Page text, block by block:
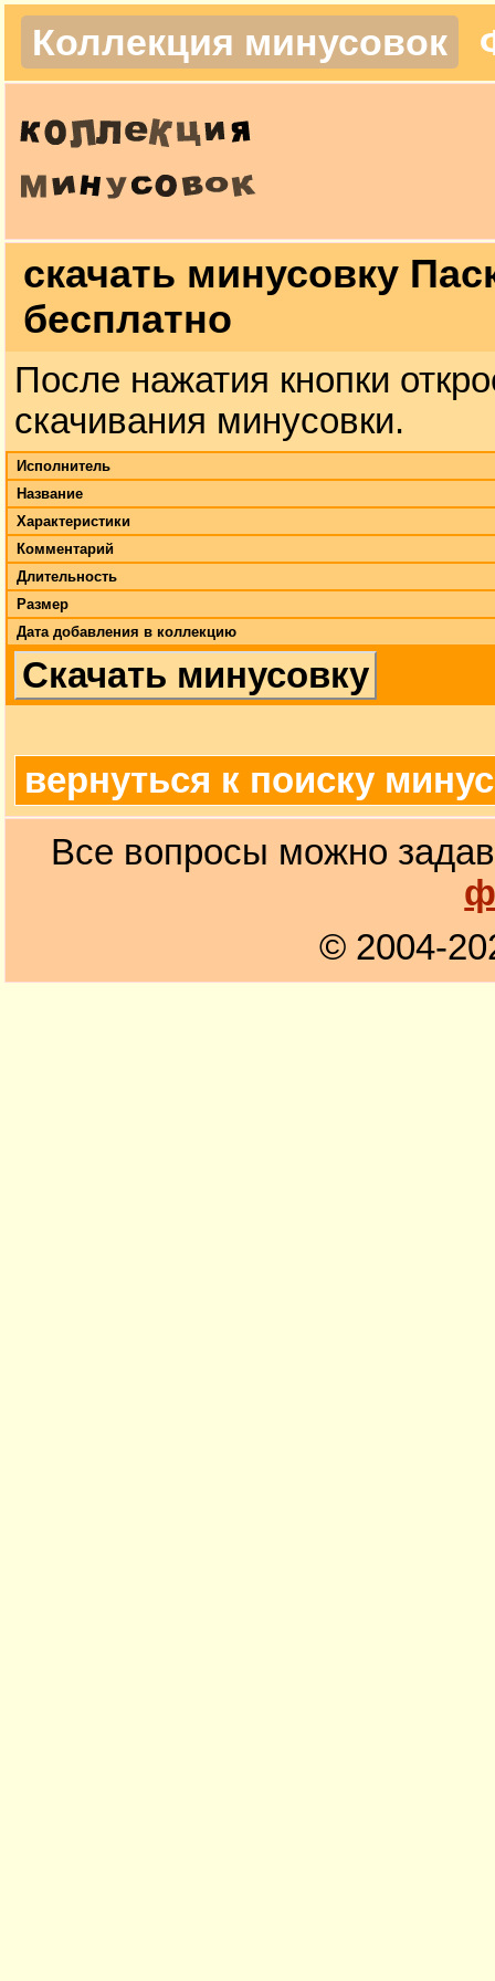
Коллекция минусовок
скачать минусовку
бесплатно
После нажатия кнопки
скачивания минусовки.
Исполнитель
Название
Характеристики
Комментарий
Длительность
Размер
Дата добавления в коллекцию
Скачать минусовку
вернуться к поиску
Все вопросы можно
© 2004-